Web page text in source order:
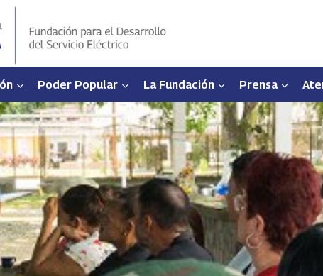
Poder Popular La Fundación Prensa